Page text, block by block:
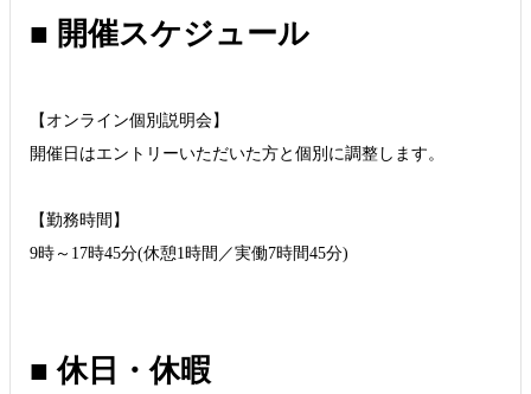
■ 開催スケジュール
【オンライン個別説明会】
開催日はエントリーいただいた方と個別に調整します。
【勤務時間】
9時～17時45分(休憩1時間／実働7時間45分)
■ 休日・休暇